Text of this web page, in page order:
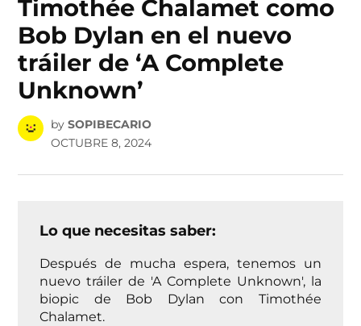
Timothée Chalamet como
Bob Dylan en el nuevo
tráiler de ‘A Complete
Unknown’
by SOPIBECARIO
OCTUBRE 8, 2024
Lo que necesitas saber:
Después de mucha espera, tenemos un
nuevo tráiler de 'A Complete Unknown', la
biopic de Bob Dylan con Timothée
Chalamet.